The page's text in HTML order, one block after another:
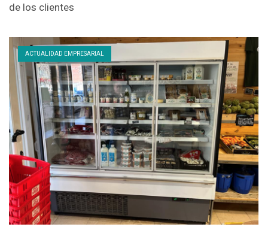
de los clientes
ACTUALIDAD EMPRESARIAL